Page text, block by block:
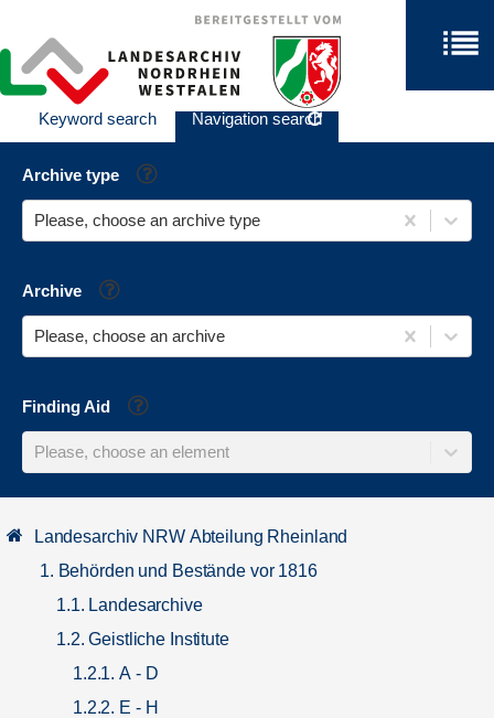
Keyword search Navigation search
Archive type Help
Please, choose an archive type
Archive Help
Please, choose an archive
Finding Aid Help
Please, choose an element
Landesarchiv NRW Abteilung Rheinland
1. Behörden und Bestände vor 1816
1.1. Landesarchive
1.2. Geistliche Institute
1.2.1. A - D
1.2.2. E - H